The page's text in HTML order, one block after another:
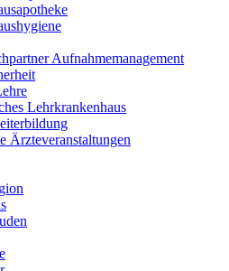
Aufnahmemanagement
Lehrkrankenhaus
Ärzteveranstaltungen